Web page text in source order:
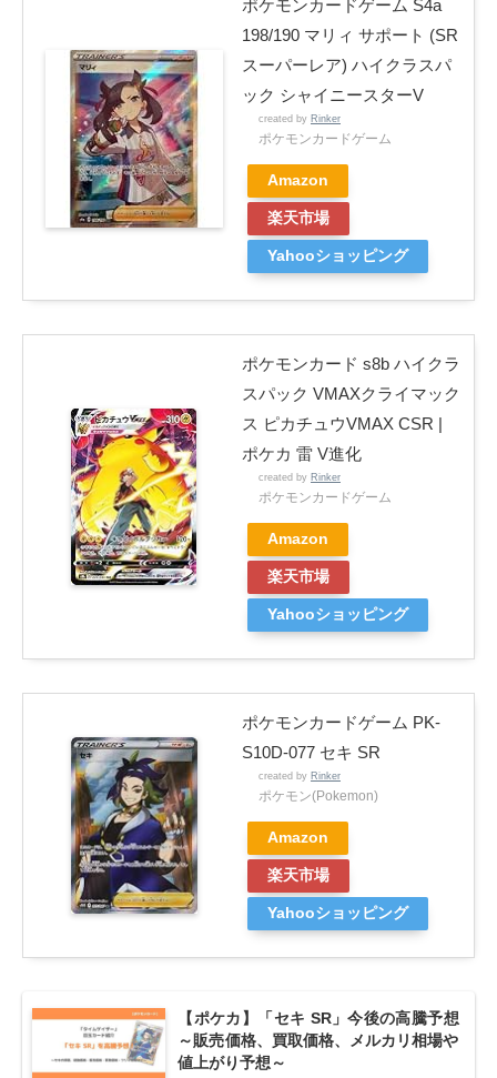
ポケモンカードゲーム S4a
198/190 マリィ サポート (SR
スーパーレア) ハイクラスパ
ック シャイニースターV
created by Rinker
ポケモンカードゲーム
Amazon
楽天市場
Yahooショッピング
ポケモンカード s8b ハイクラ
スパック VMAXクライマック
ス ピカチュウVMAX CSR |
ポケカ 雷 V進化
created by Rinker
ポケモンカードゲーム
Amazon
楽天市場
Yahooショッピング
ポケモンカードゲーム PK-
S10D-077 セキ SR
created by Rinker
ポケモン(Pokemon)
Amazon
楽天市場
Yahooショッピング
【ポケカ】「セキ SR」今後の高騰予想
～販売価格、買取価格、メルカリ相場や
値上がり予想～